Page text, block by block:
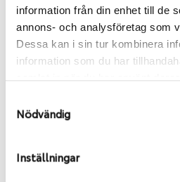
information från din enhet till de
annons- och analysföretag som
Dessa kan i sin tur kombinera
information som du har
Nödvändig
Inställningar
Passar denna fälg
Ange registreringsnummer
Ibland kan fälgen ha bytts ut
inte vara samma dimension